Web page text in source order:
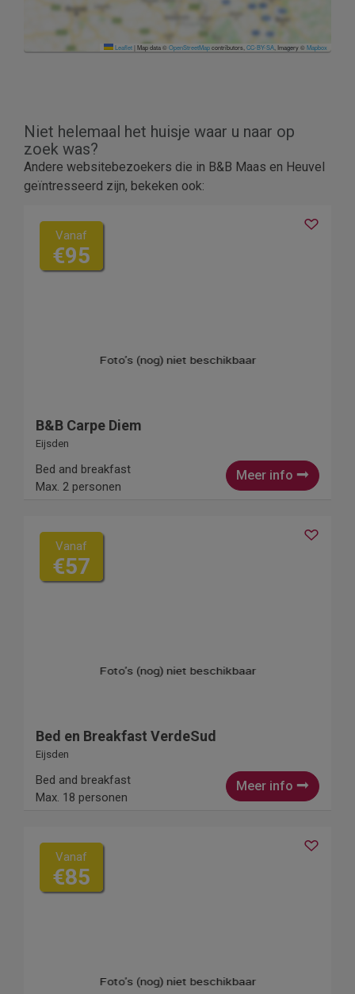
Leaflet| Map data ©OpenStreetMapcontributors, CC-BY-SA , Imagery ©Mapbox
Niet helemaal het huisje waar u naar op
zoek was?
Andere websitebezoekers die in B&B Maas en Heuvel
geïntresseerd zijn, bekeken ook:
Vanaf
€95
B&B Carpe Diem
Eijsden
Meer info
Bed and breakfast
Max. 2 personen
Vanaf
€57
Bed en Breakfast VerdeSud
Eijsden
Meer info
Bed and breakfast
Max. 18 personen
Vanaf
€85